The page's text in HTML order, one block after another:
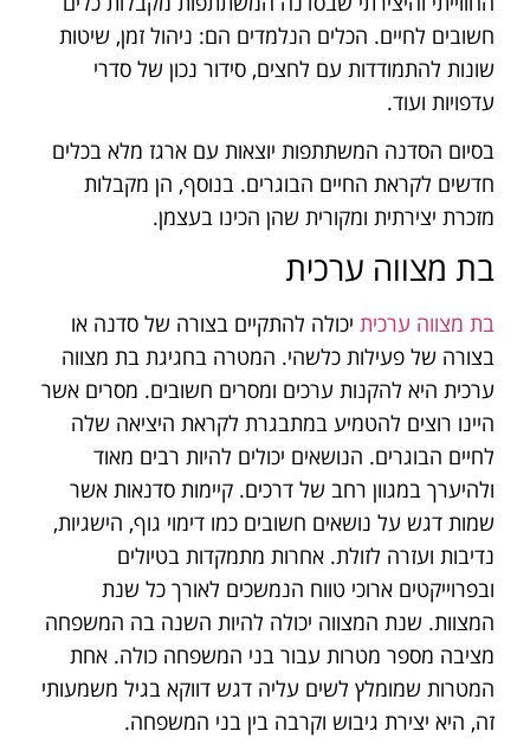
חשובים לחיים. הכלים הנלמדים הם: ניהול זמן, שיטות
שונות להתמודדות עם לחצים, סידור נכון של סדרי
עדפויות ועוד.
בסיום הסדנה המשתתפות יוצאות עם ארגז מלא בכלים
חדשים לקראת החיים הבוגרים. בנוסף, הן מקבלות
מזכרת יצירתית ומקורית שהן הכינו בעצמן.
בת מצווה ערכית
בת מצווה ערכית יכולה להתקיים בצורה של סדנה או
בצורה של פעילות כלשהי. המטרה בחגיגת בת מצווה
ערכית היא להקנות ערכים ומסרים חשובים. מסרים אשר
היינו רוצים להטמיע במתבגרת לקראת היציאה שלה
לחיים הבוגרים. הנושאים יכולים להיות רבים מאוד
ולהיערך במגוון רחב של דרכים. קיימות סדנאות אשר
שמות דגש על נושאים חשובים כמו דימוי גוף, הישגיות,
נדיבות ועזרה לזולת. אחרות מתמקדות בטיולים
ובפרוייקטים ארוכי טווח הנמשכים לאורך כל שנת
המצוות. שנת המצווה יכולה להיות השנה בה המשפחה
מציבה מספר מטרות עבור בני המשפחה כולה. אחת
המטרות שמומלץ לשים עליה דגש דווקא בגיל משמעותי
זה, היא יצירת גיבוש וקרבה בין בני המשפחה.